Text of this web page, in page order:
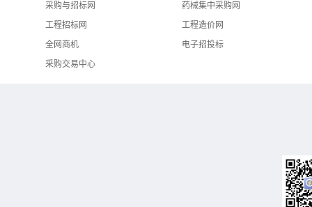
采购与招标网
药械集中采购网
工程招标网
工程造价网
全网商机
电子招投标
采购交易中心